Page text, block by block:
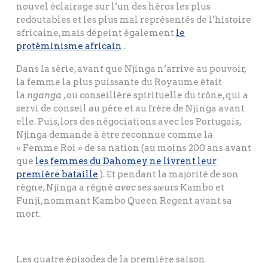
nouvel éclairage sur l’un des héros les plus
redoutables et les plus mal représentés de l’histoire
africaine, mais dépeint également le
protéminisme africain .
Dans la série, avant que Njinga n’arrive au pouvoir,
la femme la plus puissante du Royaume était
la nganga , ou conseillère spirituelle du trône, qui a
servi de conseil au père et au frère de Njinga avant
elle. Puis, lors des négociations avec les Portugais,
Njinga demande à être reconnue comme la
« Femme Roi » de sa nation (au moins 200 ans avant
que les femmes du Dahomey ne livrent leur
première bataille ). Et pendant la majorité de son
règne, Njinga a régné avecses sœurs Kambo et
Funji, nommant Kambo Queen Regent avant sa
mort.
Les quatre épisodes de la première saison